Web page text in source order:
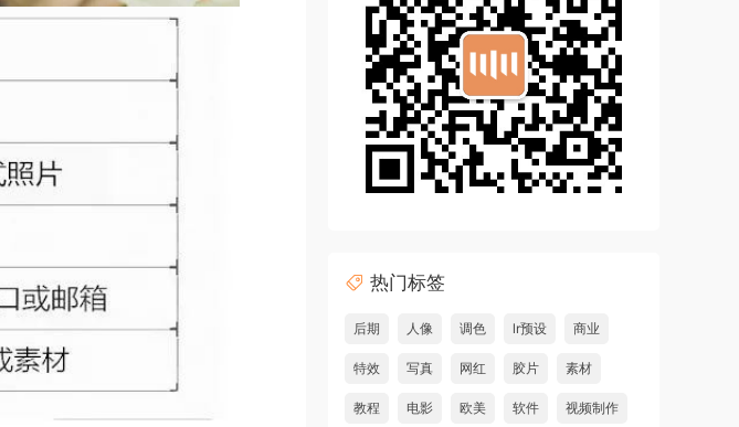
热门标签
后期 人像 调色 lr预设 商业
特效 写真 网红 胶片 素材
教程 电影 欧美 软件 视频制作